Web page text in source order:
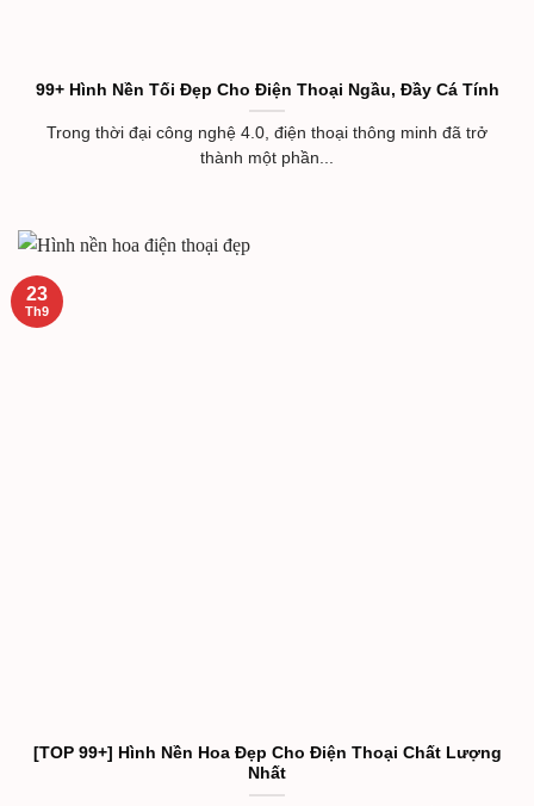
99+ Hình Nền Tối Đẹp Cho Điện Thoại Ngầu, Đầy Cá Tính
Trong thời đại công nghệ 4.0, điện thoại thông minh đã trở
thành một phần...
[TOP 99+] Hình Nền Hoa Đẹp Cho Điện Thoại Chất Lượng
Nhất
23
Th9